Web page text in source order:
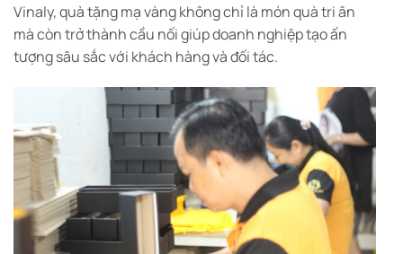
Vinaly, quà tặng mạ vàng không chỉ là món quà tri ân
mà còn trở thành cầu nối giúp doanh nghiệp tạo ấn
tượng sâu sắc với khách hàng và đối tác.